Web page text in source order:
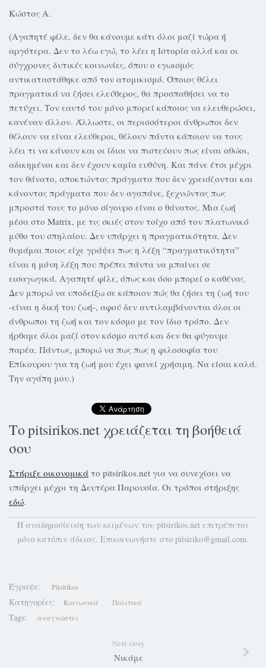
Κώστας Α.
(Αγαπητέ φίλε, δεν θα κάνουμε κάτι όλοι μαζί τώρα ή
αργότερα. Δεν το λέω εγώ, το λέει η Ιστορία αλλά και οι
σύγχρονες δυτικές κοινωνίες, όπου ο εγωισμός
αντικαταστάθηκε από τον ατομικισμό. Όποιος θέλει
πραγματικά να ζήσει ελεύθερος, θα προσπαθήσει να το
πετύχει. Τον εαυτό του μόνο μπορεί κάποιος να ελευθερώσει,
κανέναν άλλον. Άλλωστε, οι περισσότεροι άνθρωποι δεν
θέλουν να είναι ελεύθεροι, θέλουν πάντα κάποιον να τους
λέει τι να κάνουν και οι ίδιοι να πιστεύουν πως είναι αθώοι,
αδικημένοι και δεν έχουν καμία ευθύνη. Και πάνε έτσι μέχρι
τον θάνατο, αποκτώντας πράγματα που δεν χρειάζονται και
κάνοντας πράγματα που δεν αγαπάνε, ξεχνώντας πως
μπροστά τους το μόνο σίγουρο είναι ο θάνατος. Μια ζωή
μέσα στο Matrix, με τις σκιές στον τοίχο από τον πλατωνικό
μύθο του σπηλαίου. Δεν υπάρχει η πραγματικότητα. Δεν
θυμάμαι ποιος είχε γράψει πως η λέξη “πραγματικότητα”
είναι η μόνη λέξη που πρέπει πάντα να μπαίνει σε
εισαγωγικά. Αγαπητέ φίλε, όπως και όσο μπορεί ο καθένας.
Δεν μπορώ να υποδείξω σε κάποιον πώς θα ζήσει τη ζωή του
-είναι η δική του ζωή-, αφού δεν αντιλαμβάνονται όλοι οι
άνθρωποι τη ζωή και τον κόσμο με τον ίδιο τρόπο. Δεν
ήρθαμε όλοι μαζί στον κόσμο αυτό και δεν θα φύγουμε
παρέα. Πάντως, μπορώ να πως πως η φιλοσοφία του
Επίκουρου για τη ζωή μου έχει φανεί χρήσιμη. Να είσαι καλά.
Την αγάπη μου.)
Το pitsirikos.net χρειάζεται τη βοήθειά
σου
Στήριξε οικονομικά το pitsirikos.net για να συνεχίσει να
υπάρχει μέχρι τη Δευτέρα Παρουσία. Οι τρόποι στήριξης
εδώ.
H αναδημοσίευση των κειμένων του pitsirikos.net επιτρέπεται
μόνο κατόπιν άδειας. Επικοινωνήστε στο pitsiriko@gmail.com.
Έγραψε: Pitsirikos
Κατηγορίες: Κοινωνικά Πολιτικά
Tags: αναγνώστες
Next story
Νικάμε